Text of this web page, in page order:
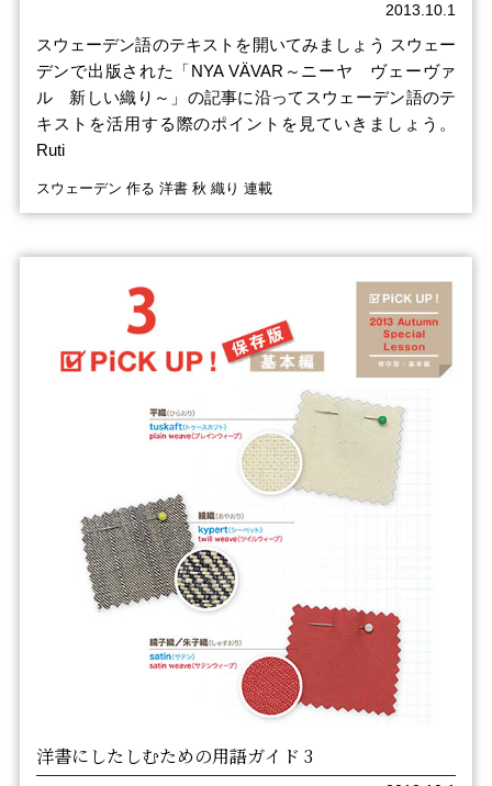
2013.10.1
スウェーデン語のテキストを開いてみましょう スウェー
デンで出版された「NYA VÄVAR～ニーヤ ヴェーヴァ
ル 新しい織り～」の記事に沿ってスウェーデン語のテ
キストを活用する際のポイントを見ていきましょう。
Ruti
スウェーデン 作る 洋書 秋 織り 連載
洋書にしたしむための用語ガイド 3